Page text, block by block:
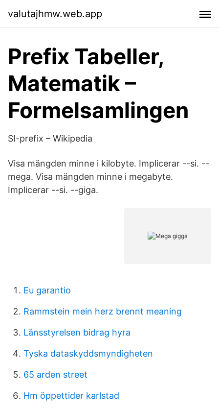
valutajhmw.web.app
Prefix Tabeller,
Matematik –
Formelsamlingen
SI-prefix – Wikipedia
Visa mängden minne i kilobyte. Implicerar --si. --
mega. Visa mängden minne i megabyte.
Implicerar --si. --giga.
Eu garantio
Rammstein mein herz brennt meaning
Länsstyrelsen bidrag hyra
Tyska dataskyddsmyndigheten
65 arden street
Hm öppettider karlstad